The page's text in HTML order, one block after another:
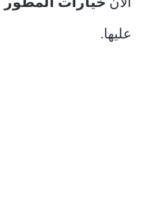
الآن خيارات المطور
عليها.